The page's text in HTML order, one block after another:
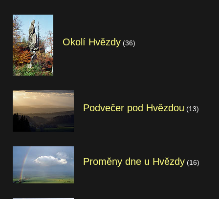
Okolí Hvězdy (36)
Podvečer pod Hvězdou (13)
Proměny dne u Hvězdy (16)